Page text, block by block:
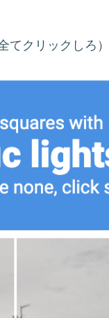
てクリックしろ）